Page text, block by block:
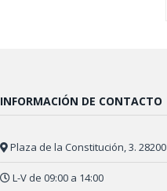
INFORMACIÓN DE CONTACTO
Plaza de la Constitución, 3. 28200
L-V de 09:00 a 14:00